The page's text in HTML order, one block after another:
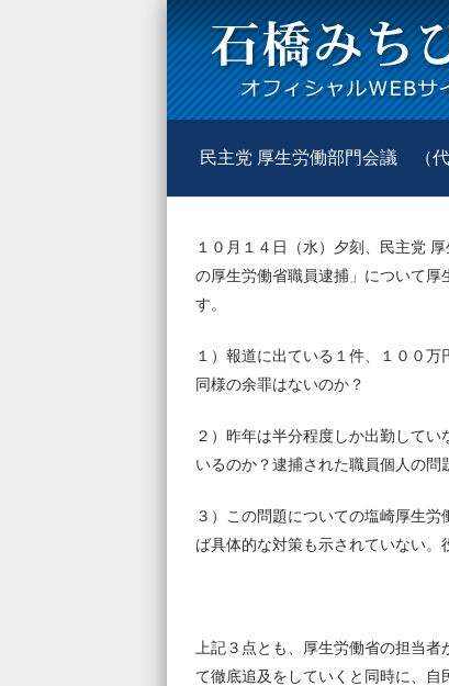
民主党 厚生労働部門会議 （代
１０月１４日（水）夕刻、民主党
の厚生労働省職員逮捕」について
す。
１）報道に出ている１件、１００
同様の余罪はないのか？
２）昨年は半分程度しか出勤して
いるのか？逮捕された職員個人の
３）この問題についての塩崎厚生
ば具体的な対策も示されていない
上記３点とも、厚生労働省の担当
て徹底追及をしていくと同時に、